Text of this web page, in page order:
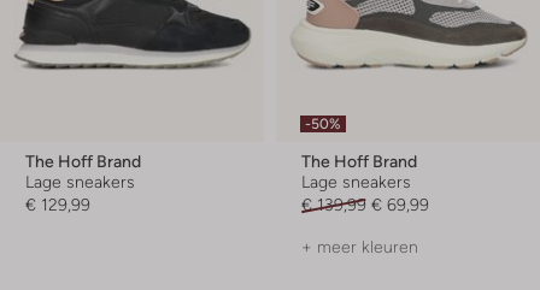
The Hoff Brand
Lage sneakers
€ 129,99
-50%
The Hoff Brand
Lage sneakers
€ 139,99 € 69,99
+ meer kleuren